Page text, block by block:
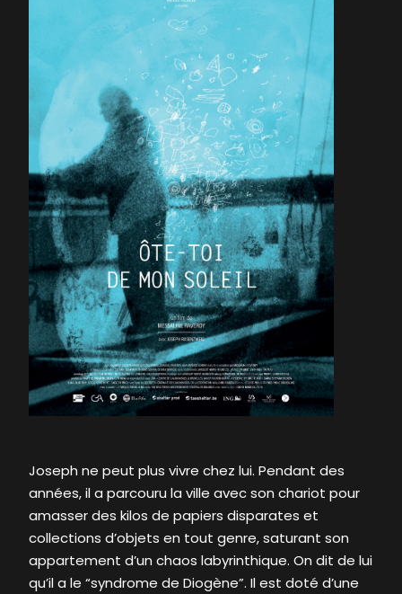
Joseph ne peut plus vivre chez lui. Pendant des
années, il a parcouru la ville avec son chariot pour
amasser des kilos de papiers disparates et
collections d’objets en tout genre, saturant son
appartement d’un chaos labyrinthique. On dit de lui
qu’il a le “syndrome de Diogène”. Il est doté d’une